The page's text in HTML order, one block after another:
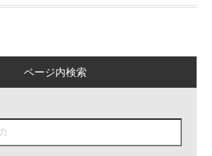
ページ内検索